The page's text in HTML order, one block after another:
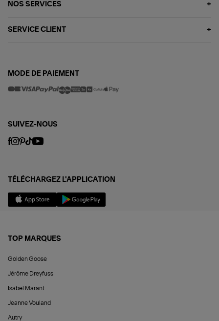
NOS SERVICES
SERVICE CLIENT
MODE DE PAIEMENT
SUIVEZ-NOUS
TÉLÉCHARGEZ L'APPLICATION
TOP MARQUES
Golden Goose
Jérôme Dreyfuss
Isabel Marant
Jeanne Vouland
Autry